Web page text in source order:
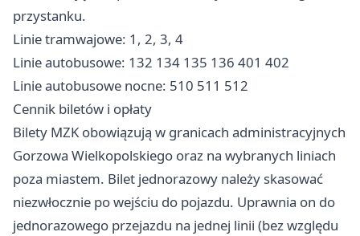
przystanku.
Linie tramwajowe: 1, 2, 3, 4
Linie autobusowe: 132 134 135 136 401 402
Linie autobusowe nocne: 510 511 512
Cennik biletów i opłaty
Bilety MZK obowiązują w granicach administracyjnych
Gorzowa Wielkopolskiego oraz na wybranych liniach
poza miastem. Bilet jednorazowy należy skasować
niezwłocznie po wejściu do pojazdu. Uprawnia on do
jednorazowego przejazdu na jednej linii (bez względu